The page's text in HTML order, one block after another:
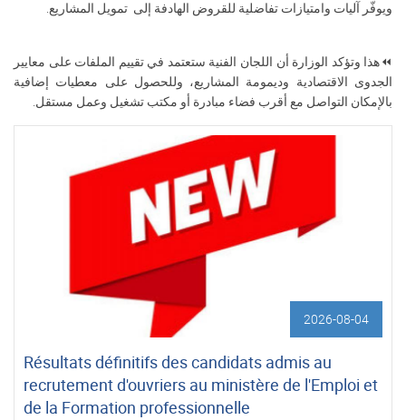
ويوفّر آليات وامتيازات تفاضلية للقروض الهادفة إلى تمويل المشاريع.
⏪هذا وتؤكد الوزارة أن اللجان الفنية ستعتمد في تقييم الملفات على معايير
الجدوى الاقتصادية وديمومة المشاريع، وللحصول على معطيات إضافية
بالإمكان التواصل مع أقرب فضاء مبادرة أو مكتب تشغيل وعمل مستقل.
2026-08-04
Résultats définitifs des candidats admis au
recrutement d'ouvriers au ministère de l'Emploi et
de la Formation professionnelle